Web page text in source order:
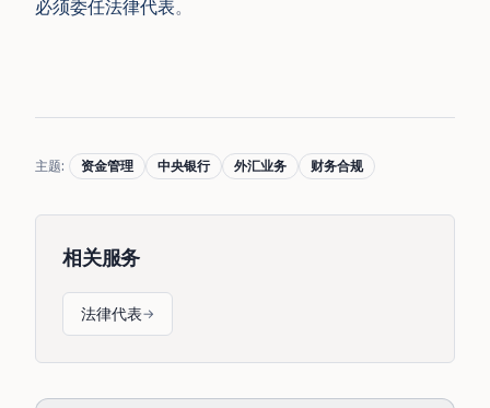
必须委任法律代表。
主题: 资金管理 中央银行 外汇业务 财务合规
相关服务
法律代表→